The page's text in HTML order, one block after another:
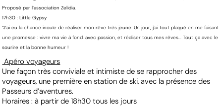
Proposé par l’association Zelidia.
17h30 : Little Gypsy
“J’ai eu la chance inouïe de réaliser mon rêve très jeune. Un jour, j’ai tout plaqué en me faisant
une promesse : vivre ma vie à fond, avec passion, et réaliser tous mes rêves... Tout ça avec le
sourire et la bonne humeur !
Apéro voyageurs
Une façon très conviviale et intimiste de se rapprocher des
voyageurs, une première en station de ski, avec la présence des
Passeurs d’aventures.
Horaires : à partir de 18h30 tous les jours